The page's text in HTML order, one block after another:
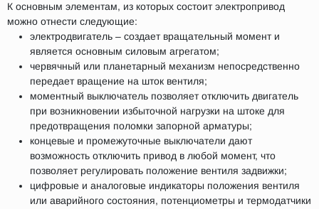
К основным элементам, из которых состоит электропривод
можно отнести следующие:
электродвигатель – создает вращательный момент и
является основным силовым агрегатом;
червячный или планетарный механизм непосредственно
передает вращение на шток вентиля;
моментный выключатель позволяет отключить двигатель
при возникновении избыточной нагрузки на штоке для
предотвращения поломки запорной арматуры;
концевые и промежуточные выключатели дают
возможность отключить привод в любой момент, что
позволяет регулировать положение вентиля задвижки;
цифровые и аналоговые индикаторы положения вентиля
или аварийного состояния, потенциометры и термодатчики